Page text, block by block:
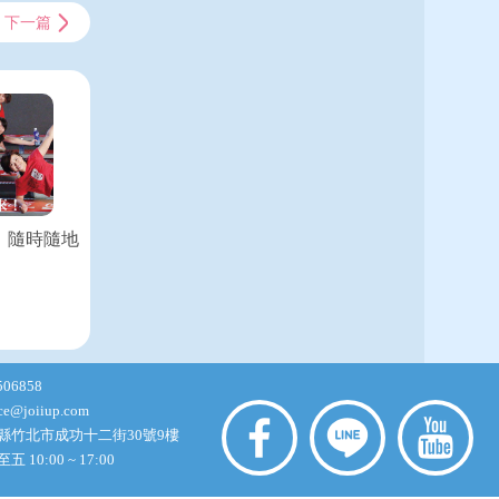
下一篇
隨時隨地
竹北市成功十二街30號9樓
五 10:00 ~ 17:00